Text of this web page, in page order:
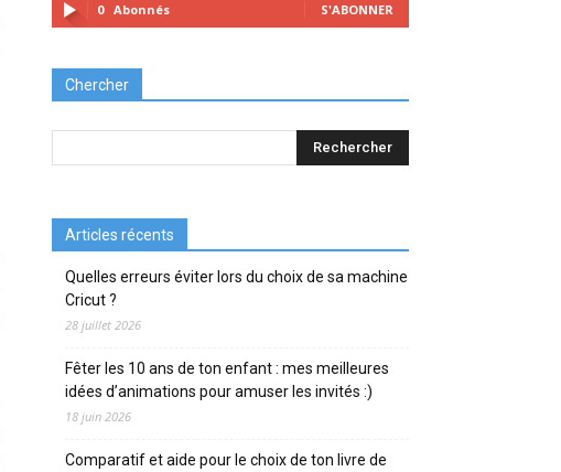
0 Abonnés S'ABONNER
Chercher
Articles récents
Quelles erreurs éviter lors du choix de sa machine
Cricut ?
28 juillet 2026
Fêter les 10 ans de ton enfant : mes meilleures
idées d’animations pour amuser les invités :)
18 juin 2026
Comparatif et aide pour le choix de ton livre de